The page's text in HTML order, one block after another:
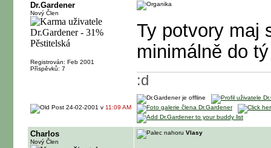
Dr.Gardener
Nový Člen
Registrován: Feb 2001
Příspěvků: 7
Ty potvory maj
minimálně do
:d
24-02-2001 v 11:09 AM
Charlos
Nový Člen
Vlasy